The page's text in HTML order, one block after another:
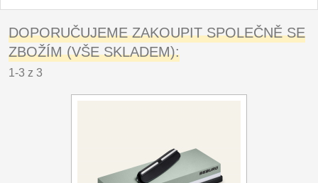
DOPORUČUJEME ZAKOUPIT SPOLEČNĚ SE
ZBOŽÍM (VŠE SKLADEM):
1-3 z 3